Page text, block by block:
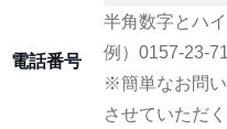
電話番号
半角数字とハ
例）0157-23-
※簡単なお問
させていただ